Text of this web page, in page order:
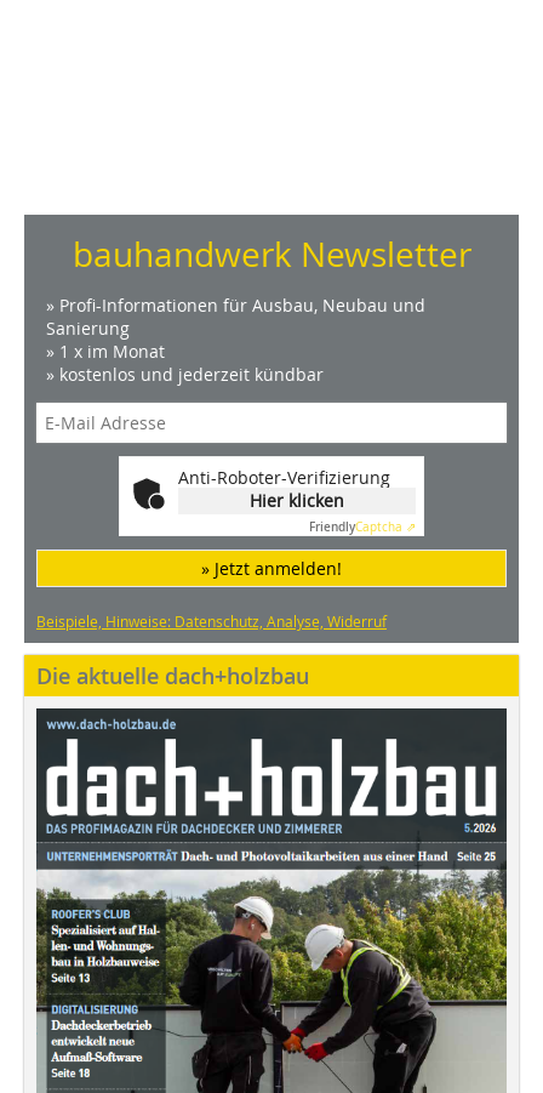
bauhandwerk Newsletter
» Profi-Informationen für Ausbau, Neubau und
Sanierung
» 1 x im Monat
» kostenlos und jederzeit kündbar
Anti-Roboter-Verifizierung
Hier klicken
FriendlyCaptcha ⇗
» Jetzt anmelden!
Beispiele, Hinweise: Datenschutz, Analyse, Widerruf
Die aktuelle dach+holzbau